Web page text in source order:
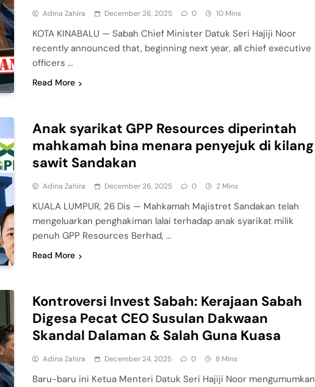
Adina Zahira December 26, 2025 0 10 Mins
KOTA KINABALU — Sabah Chief Minister Datuk Seri Hajiji Noor
recently announced that, beginning next year, all chief executive
officers …
Read More
Anak syarikat GPP Resources diperintah
mahkamah bina menara penyejuk di kilang
sawit Sandakan
Adina Zahira December 26, 2025 0 2 Mins
KUALA LUMPUR, 26 Dis — Mahkamah Majistret Sandakan telah
mengeluarkan penghakiman lalai terhadap anak syarikat milik
penuh GPP Resources Berhad, …
Read More
Kontroversi Invest Sabah: Kerajaan Sabah
Digesa Pecat CEO Susulan Dakwaan
Skandal Dalaman & Salah Guna Kuasa
Adina Zahira December 24, 2025 0 8 Mins
Baru-baru ini Ketua Menteri Datuk Seri Hajiji Noor mengumumkan